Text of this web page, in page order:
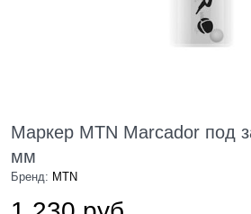
Маркер MTN Marcador под
мм
Бренд: MTN